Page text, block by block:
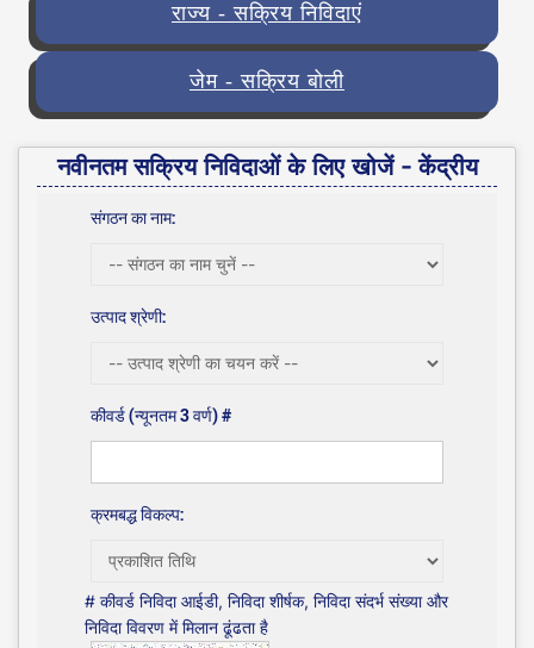
राज्य - सक्रिय निविदाएं
जेम - सक्रिय बोली
नवीनतम सक्रिय निविदाओं के लिए खोजें - केंद्रीय
संगठन का नाम:
उत्पाद श्रेणी:
कीवर्ड (न्यूनतम 3 वर्ण) #
क्रमबद्ध विकल्प:
# कीवर्ड निविदा आईडी, निविदा शीर्षक, निविदा संदर्भ संख्या और
निविदा विवरण में मिलान ढूंढता है